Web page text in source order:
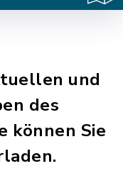
und
des
können Sie